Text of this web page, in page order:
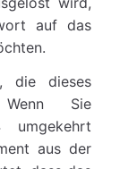
auf das
die dieses
Sie
umgekehrt
aus der